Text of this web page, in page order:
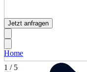
1 / 5
Jetzt anfragen
Home